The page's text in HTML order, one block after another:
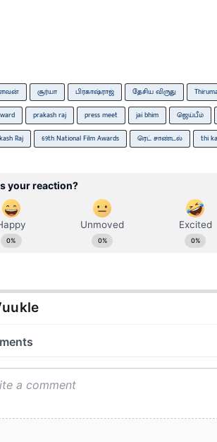
சூர்யா பிரகாஷ்ராஜ் தேசிய விருது
prakash raj press meet jai bhim ஜெய்பீம்
Raj 69th National Film Awards ரெட் சாண்டல் thi